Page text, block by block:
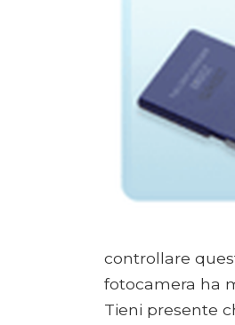
controllare
fotocamera ha
Tieni presente